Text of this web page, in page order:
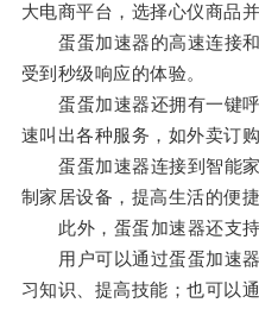
大电商平台，选择心仪商品并
蛋蛋加速器的高速连接和
受到秒级响应的体验。
蛋蛋加速器还拥有一键呼
速叫出各种服务，如外卖订
蛋蛋加速器连接到智能家
制家居设备，提高生活的便捷
此外，蛋蛋加速器还支持
用户可以通过蛋蛋加速器
习知识、提高技能；也可以